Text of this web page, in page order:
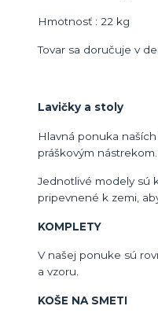
Hmotnosť : 22 kg
Tovar sa doručuje v
Lavičky a stoly
Hlavná ponuka
práškovým
Jednotlivé modely sú
pripevnené k zemi,
KOMPLETY
V našej ponuke sú
a vzoru.
KOŠE NA SMETI